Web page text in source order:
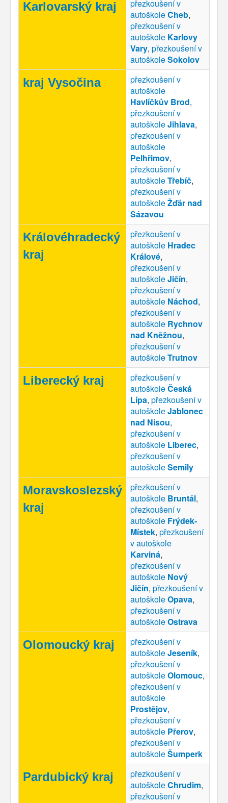
Karlovarský kraj
přezkoušení v
autoškoleCheb,
přezkoušení v
autoškole Karlovy
Vary, přezkoušení v
autoškoleSokolov
kraj Vysočina
přezkoušení v
autoškole
Havlíčkův Brod,
přezkoušení v
autoškoleJihlava,
přezkoušení v
autoškole
Pelhřimov,
přezkoušení v
autoškoleTřebíč,
přezkoušení v
autoškoleŽďár nad
Sázavou
Královéhradecký
kraj
přezkoušení v
autoškole Hradec
Králové,
přezkoušení v
autoškoleJičín,
přezkoušení v
autoškole Náchod,
přezkoušení v
autoškole Rychnov
nad Kněžnou,
přezkoušení v
autoškoleTrutnov
Liberecký kraj
přezkoušení v
autoškoleČeská
Lípa, přezkoušení v
autoškoleJablonec
nad Nisou,
přezkoušení v
autoškole Liberec,
přezkoušení v
autoškoleSemily
Moravskoslezský
kraj
přezkoušení v
autoškole Bruntál,
přezkoušení v
autoškole Frýdek-
Místek, přezkoušení
v autoškole
Karviná,
přezkoušení v
autoškole Nový
Jičín, přezkoušení v
autoškoleOpava,
přezkoušení v
autoškoleOstrava
Olomoucký kraj
přezkoušení v
autoškoleJeseník,
přezkoušení v
autoškoleOlomouc,
přezkoušení v
autoškole
Prostějov,
přezkoušení v
autoškole Přerov,
přezkoušení v
autoškoleŠumperk
Pardubický kraj
přezkoušení v
autoškoleChrudim,
přezkoušení v